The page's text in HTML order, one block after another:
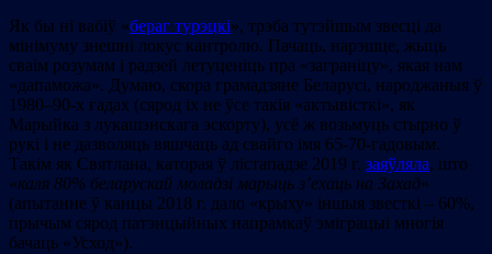
Як бы ні вабіў «бераг турэцкі», трэба тутэйшым звесці да
мінімуму знешні локус кантролю. Пачаць, нарэшце, жыць
сваім розумам і радзей летуценіць пра «заграніцу», якая нам
«дапаможа». Думаю, скора грамадзяне Беларусі, народжаныя ў
1980–90-х гадах (сярод іх не ўсе такія «актывісткі», як
Марыйка з лукашэнскага эскорту), усё ж возьмуць стырно ў
рукі і не дазволяць вяшчаць ад свайго імя 65-70-гадовым.
Такім як Святлана, каторая ў лістападзе 2019 г. заяўляла, што
«каля 80% беларускай моладзі марыць з’ехаць на Захад»
(апытанне ў канцы 2018 г. дало «крыху» іншыя звесткі – 60%,
прычым сярод патэнцыйных напрамкаў эміграцыі многія
бачаць «Усход»).